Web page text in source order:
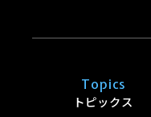
Topics
トピックス